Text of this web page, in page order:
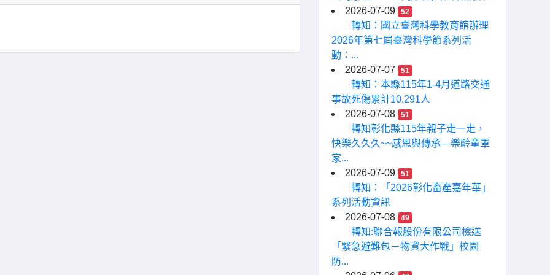
2026-07-09
52
轉知：國立臺灣科學教育館辦理
2026年第七屆臺灣科學節系列活
動：...
2026-07-07
51
轉知：本縣115年1-4月道路交通
事故死傷累計10,291人
2026-07-08
51
轉知彰化縣115年親子走一走，
快樂久久久~~感恩與傳承—樂齡童軍
家...
2026-07-09
51
轉知：「2026彰化畜產嘉年華」
系列活動資訊
2026-07-08
49
轉知:聯合報股份有限公司檢送
「緊急避難包－物資大作戰」校園
防...